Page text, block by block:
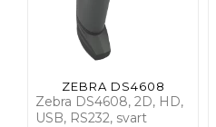
ZEBRA DS4608
Zebra DS4608, 2D, HD,
USB, RS232, svart